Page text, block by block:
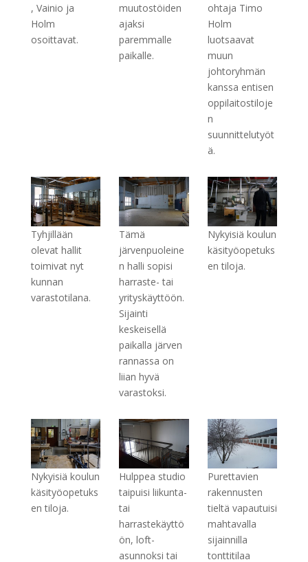
, Vainio ja
Holm
osoittavat.
muutostöiden
ajaksi
paremmalle
paikalle.
ohtaja Timo
Holm
luotsaavat
muun
johtoryhmän
kanssa entisen
oppilaitostiloje
n
suunnittelutyöt
ä.
Tyhjillään
olevat hallit
toimivat nyt
kunnan
varastotilana.
Tämä
järvenpuoleine
n halli sopisi
harraste- tai
yrityskäyttöön.
Sijainti
keskeisellä
paikalla järven
rannassa on
liian hyvä
varastoksi.
Nykyisiä koulun
käsityöopetuks
en tiloja.
Nykyisiä koulun
käsityöopetuks
en tiloja.
Hulppea studio
taipuisi liikunta-
tai
harrastekäyttö
ön, loft-
asunnoksi tai
Purettavien
rakennusten
tieltä vapautuisi
mahtavalla
sijainnilla
tonttitilaa